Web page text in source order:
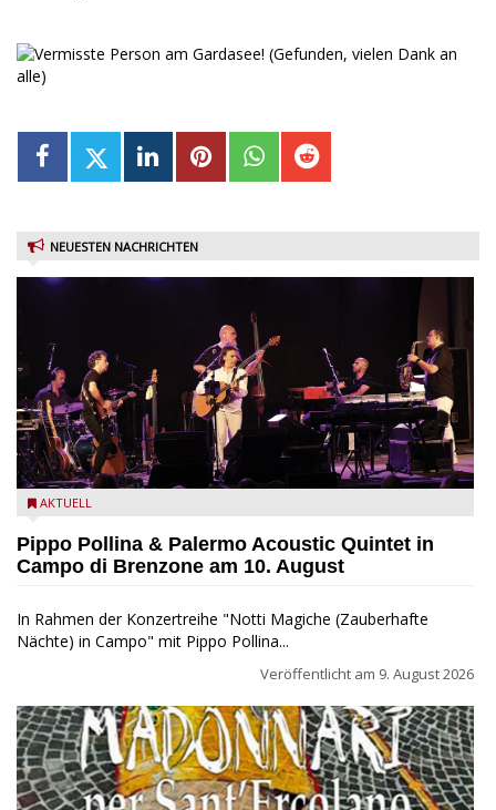
NEUESTEN NACHRICHTEN
Pippo Pollina im Konzert mit dem Palermo Acoustic Quintet
AKTUELL
Pippo Pollina & Palermo Acoustic Quintet in
Campo di Brenzone am 10. August
In Rahmen der Konzertreihe "Notti Magiche (Zauberhafte
Nächte) in Campo" mit Pippo Pollina...
Veröffentlicht am 9. August 2026